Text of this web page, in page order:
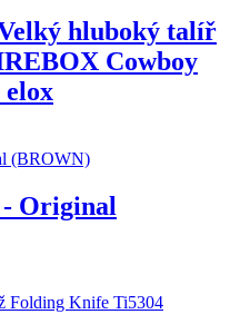
hluboký talíř
Cowboy
elox
Original